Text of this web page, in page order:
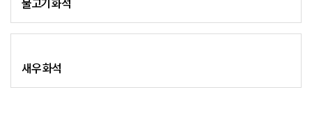
물고기 화석
새우 화석